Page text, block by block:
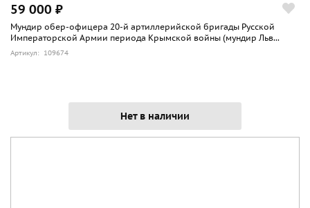
59 000 ₽
Мундир обер-офицера 20-й артиллерийской бригады Русской
Императорской Армии периода Крымской войны (мундир Льв...
Артикул: 109674
Нет в наличии